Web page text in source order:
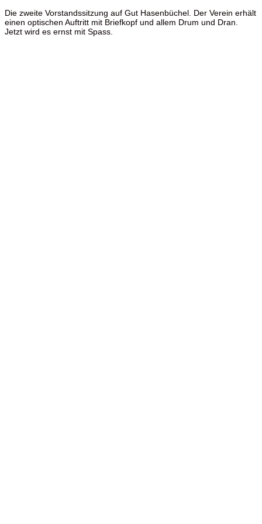
Die zweite Vorstandssitzung auf Gut Hasenbüchel. Der Verein erhält
einen optischen Auftritt mit Briefkopf und allem Drum und Dran.
Jetzt wird es ernst mit Spass.